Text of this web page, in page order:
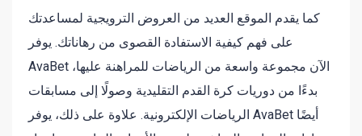
كما يقدم الموقع العديد من العروض الترويجية لمساعدتك
على فهم كيفية الاستفادة القصوى من رهاناتك. يوفر
AvaBet الآن مجموعة واسعة من الرياضات للمراهنة عليها،
بدءًا من دوريات كرة القدم التقليدية وصولًا إلى مسابقات
الرياضات الإلكترونية. علاوة على ذلك، يوفر AvaBet أيضًا